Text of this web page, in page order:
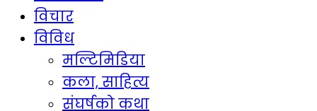
विचार
विविध
मल्टिमिडिया
कला, साहित्य
संघर्षको कथा